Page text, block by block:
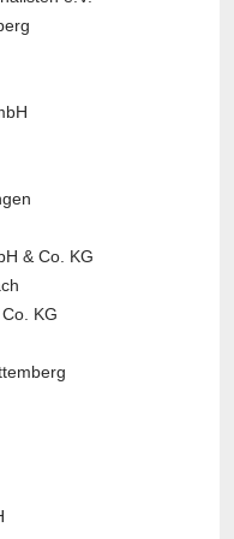
& Co. KG
KG